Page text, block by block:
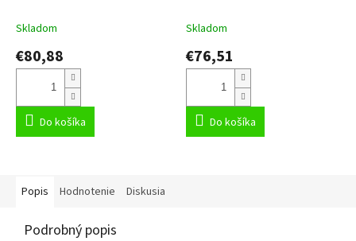
Skladom
€80,88
Do košíka
Skladom
€76,51
Do košíka
Popis Hodnotenie Diskusia
Podrobný popis